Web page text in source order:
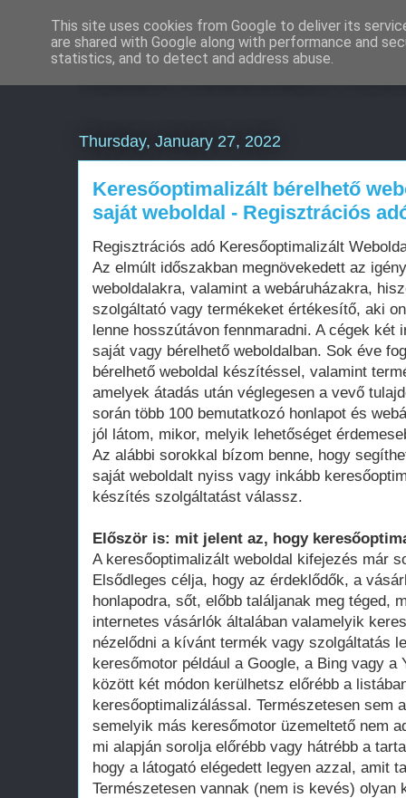
Eladó használt
Thursday, January 27, 2022
Keresőoptimalizált bérelhető
saját weboldal - Regisztrációs
Regisztrációs adó Keresőoptimalizált
Az elmúlt időszakban megnövekedett az
weboldalakra, valamint a webáruházakra,
szolgáltató vagy termékeket értékesítő, aki
lenne hosszútávon fennmaradni. A cégek két
saját vagy bérelhető weboldalban. Sok éve
bérelhető weboldal készítéssel, valamint
amelyek átadás után véglegesen a vevő
során több 100 bemutatkozó honlapot és
jól látom, mikor, melyik lehetőséget
Az alábbi sorokkal bízom benne, hogy
saját weboldalt nyiss vagy inkább
készítés szolgáltatást válassz.
Először is: mit jelent az, hogy
A keresőoptimalizált weboldal kifejezés már
Elsődleges célja, hogy az érdeklődők, a
honlapodra, sőt, előbb találjanak meg téged,
internetes vásárlók általában valamelyik
nézelődni a kívánt termék vagy szolgáltatás
keresőmotor például a Google, a Bing vagy a
között két módon kerülhetsz előrébb a
keresőoptimalizálással. Természetesen sem
semelyik más keresőmotor üzemeltető nem
mi alapján sorolja előrébb vagy hátrébb a
hogy a látogató elégedett legyen azzal, amit
Természetesen vannak (nem is kevés) olyan
This site uses cookies from Google to deliver its
are shared with Google along with performance and
statistics, and to detect and address abuse.